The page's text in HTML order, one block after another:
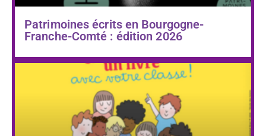
Patrimoines écrits en Bourgogne-
Franche-Comté : édition 2026